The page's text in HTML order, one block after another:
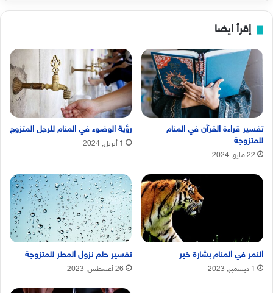
إقرأ ايضا
تفسير قراءة القرآن في المنام
للمتزوجة
22 مايو, 2024
رؤية الوضوء في المنام للرجل المتزوج
1 أبريل, 2024
النمر في المنام بشارة خير
1 ديسمبر, 2023
تفسير حلم نزول المطر للمتزوجة
26 أغسطس, 2023